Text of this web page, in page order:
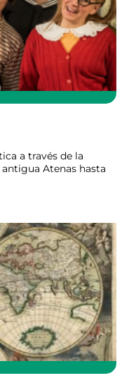
a través de la
Atenas hasta